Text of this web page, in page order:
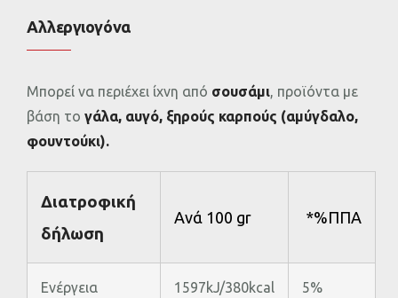
Αλλεργιογόνα
Μπορεί να περιέχει ίχνη από σουσάμι, προϊόντα με
βάση το γάλα, αυγό, ξηρούς καρπούς (αμύγδαλο,
φουντούκι).
Διατροφική
δήλωση
Ανά 100 gr *%ΠΠΑ
Ενέργεια 1597kJ/380kcal 5%